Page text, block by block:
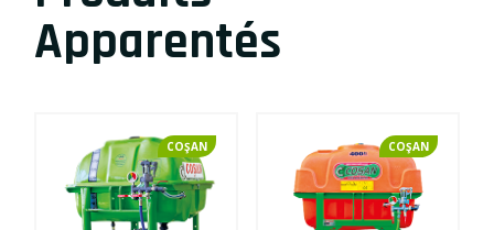
Apparentés
COŞAN COŞAN